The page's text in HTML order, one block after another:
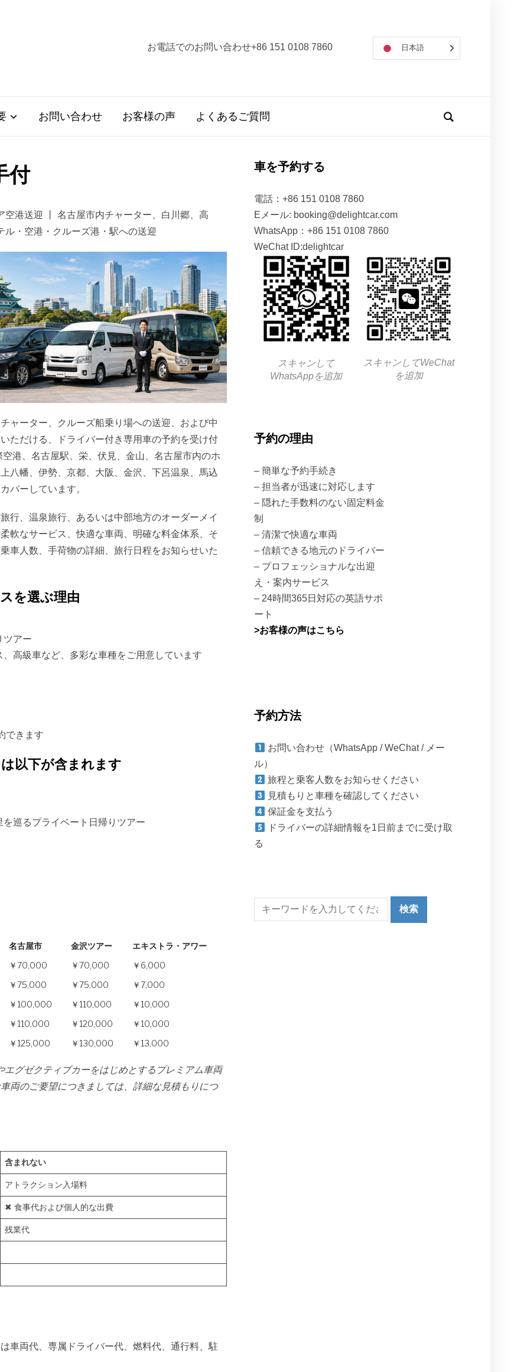
お電話でのお問い合わせ+86 151 0108 7860 日本語
お問い合わせ お客様の声 よくあるご質問
付
港送迎 丨 名古屋市内チャーター、白川郷、高
・空港・クルーズ港・駅への送迎
ャーター、クルーズ船乗り場への送迎、および中
ただける、ドライバー付き専用車の予約を受け付
港、名古屋駅、栄、伏見、金山、名古屋市内のホ
八幡、伊勢、京都、大阪、金沢、下呂温泉、馬込
バーしています。
行、温泉旅行、あるいは中部地方のオーダーメイ
軟なサービス、快適な車両、明確な料金体系、そ
車人数、手荷物の詳細、旅行日程をお知らせいた
を選ぶ理由
ツアー
高級車など、多彩な車種をご用意しています
できます
以下が含まれます
巡るプライベート日帰りツアー
名古屋市 金沢ツアー
エキストラ・アワー
名古屋市 金沢ツアー エキストラ・アワー
￥70,000 ￥70,000
￥6,000
￥75,000 ￥75,000
￥7,000
￥100,000 ￥110,000
￥10,000
￥110,000 ￥120,000
￥10,000
￥125,000 ￥130,000 ￥13,000
グゼクティブカーをはじめとするプレミアム車両
両のご要望につきましては、詳細な見積もりにつ
含まれない
アトラクション入場料
✖ 食事代および個人的な出費
残業代
車両代、専属ドライバー代、燃料代、通行料、駐
車を予約する
電話：+86 151 0108 7860
Eメール: booking@delightcar.com
WhatsApp：+86 151 0108 7860
WeChat ID:delightcar
スキャンして
WhatsAppを追加
スキャンしてWeChat
を追加
予約の理由
– 簡単な予約手続き
– 担当者が迅速に対応します
– 隠れた手数料のない固定料金
制
– 清潔で快適な車両
– 信頼できる地元のドライバー
– プロフェッショナルな出迎
え・案内サービス
– 24時間365日対応の英語サポ
ート
>お客様の声はこちら
予約方法
お問い合わせ（WhatsApp / WeChat / メー
ル）
旅程と乗客人数をお知らせください
見積もりと車種を確認してください
保証金を支払う
ドライバーの詳細情報を1日前までに受け取
る